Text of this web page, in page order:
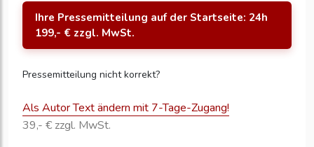
Ihre Pressemitteilung auf der Startseite: 24h
199,- € zzgl. MwSt.
Pressemitteilung nicht korrekt?
Als Autor Text ändern mit 7-Tage-Zugang!
39,- € zzgl. MwSt.